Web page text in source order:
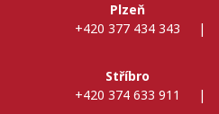
Plzeň
+420 377 434 343
|
Stříbro
+420 374 633 911
|